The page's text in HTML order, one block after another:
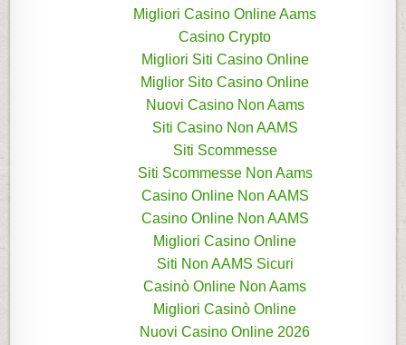
Migliori Casino Online Aams
Casino Crypto
Migliori Siti Casino Online
Miglior Sito Casino Online
Nuovi Casino Non Aams
Siti Casino Non AAMS
Siti Scommesse
Siti Scommesse Non Aams
Casino Online Non AAMS
Casino Online Non AAMS
Migliori Casino Online
Siti Non AAMS Sicuri
Casinò Online Non Aams
Migliori Casinò Online
Nuovi Casino Online 2026